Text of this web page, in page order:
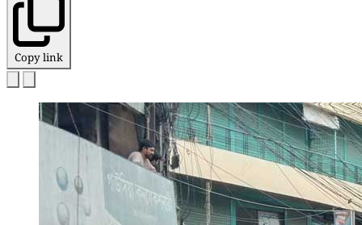
Copy link